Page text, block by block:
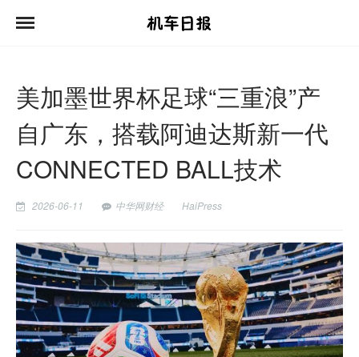
美加墨世界杯足球“三重浪”产
自广东，搭载阿迪达斯新一代
CONNECTED BALL技术
2026-06-11 中华网财经 HaiPress